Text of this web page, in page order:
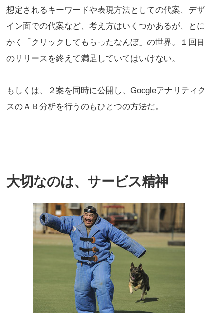
想定されるキーワードや表現方法としての代案、デザ
イン面での代案など、考え方はいくつかあるが、とに
かく「クリックしてもらったなんぼ」の世界。１回目
のリリースを終えて満足していてはいけない。
もしくは、２案を同時に公開し、Googleアナリティク
スのＡＢ分析を行うのもひとつの方法だ。
大切なのは、サービス精神